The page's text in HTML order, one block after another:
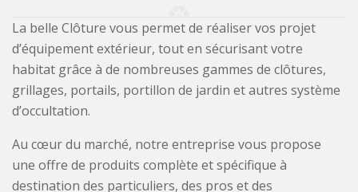
La belle Clôture vous permet de réaliser vos projet
d’équipement extérieur, tout en sécurisant votre
habitat grâce à de nombreuses gammes de clôtures,
grillages, portails, portillon de jardin et autres système
d’occultation.
Au cœur du marché, notre entreprise vous propose
une offre de produits complète et spécifique à
destination des particuliers, des pros et des